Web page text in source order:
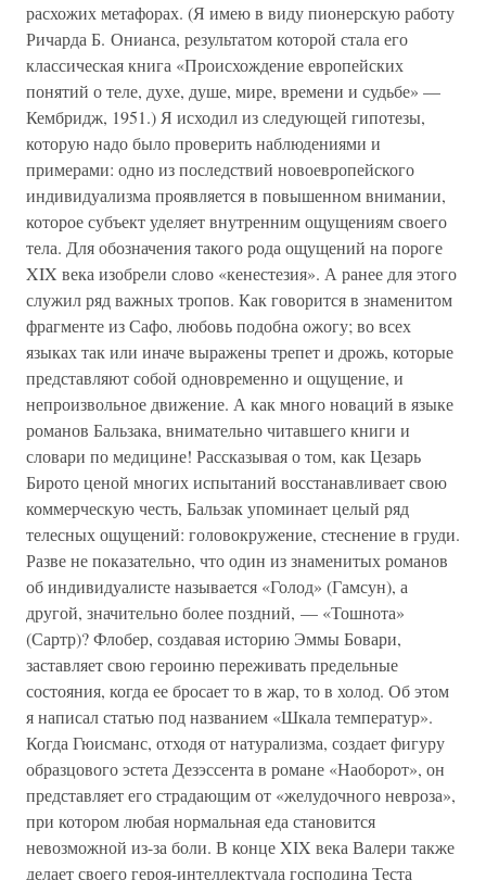
расхожих метафорах. (Я имею в виду пионерскую работу
Ричарда Б. Онианса, результатом которой стала его
классическая книга «Происхождение европейских
понятий о теле, духе, душе, мире, времени и судьбе» —
Кембридж, 1951.) Я исходил из следующей гипотезы,
которую надо было проверить наблюдениями и
примерами: одно из последствий новоевропейского
индивидуализма проявляется в повышенном внимании,
которое субъект уделяет внутренним ощущениям своего
тела. Для обозначения такого рода ощущений на пороге
XIX века изобрели слово «кенестезия». А ранее для этого
служил ряд важных тропов. Как говорится в знаменитом
фрагменте из Сафо, любовь подобна ожогу; во всех
языках так или иначе выражены трепет и дрожь, которые
представляют собой одновременно и ощущение, и
непроизвольное движение. А как много новаций в языке
романов Бальзака, внимательно читавшего книги и
словари по медицине! Рассказывая о том, как Цезарь
Бирото ценой многих испытаний восстанавливает свою
коммерческую честь, Бальзак упоминает целый ряд
телесных ощущений: головокружение, стеснение в груди.
Разве не показательно, что один из знаменитых романов
об индивидуалисте называется «Голод» (Гамсун), а
другой, значительно более поздний, — «Тошнота»
(Сартр)? Флобер, создавая историю Эммы Бовари,
заставляет свою героиню переживать предельные
состояния, когда ее бросает то в жар, то в холод. Об этом
я написал статью под названием «Шкала температур».
Когда Гюисманс, отходя от натурализма, создает фигуру
образцового эстета Дезэссента в романе «Наоборот», он
представляет его страдающим от «желудочного невроза»,
при котором любая нормальная еда становится
невозможной из-за боли. В конце XIX века Валери также
делает своего героя-интеллектуала господина Теста